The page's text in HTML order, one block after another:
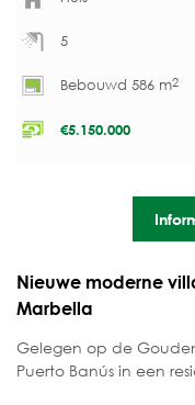
5
Bebouwd 586 m2
€5.150.000
Nieuwe moderne
Marbella
Gelegen op de
Puerto Banús in een